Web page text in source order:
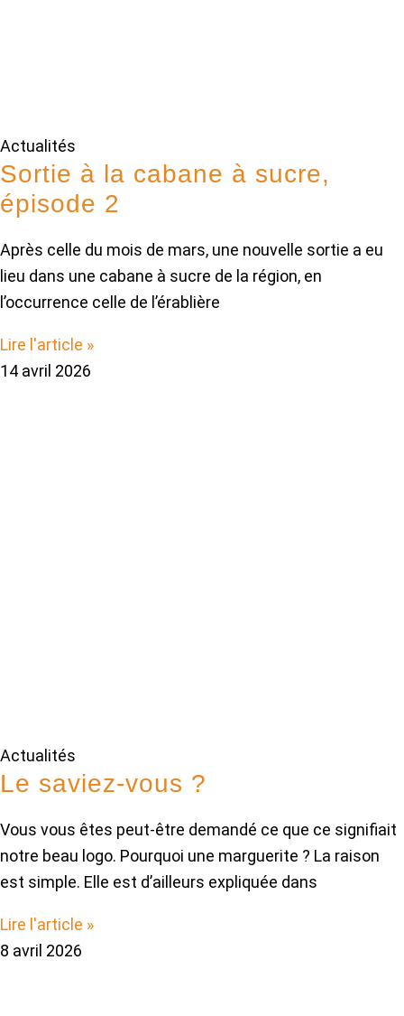
Actualités
Sortie à la cabane à sucre,
épisode 2
Après celle du mois de mars, une nouvelle sortie a eu
lieu dans une cabane à sucre de la région, en
l’occurrence celle de l’érablière
Lire l'article »
14 avril 2026
Actualités
Le saviez-vous ?
Vous vous êtes peut-être demandé ce que ce signifiait
notre beau logo. Pourquoi une marguerite ? La raison
est simple. Elle est d’ailleurs expliquée dans
Lire l'article »
8 avril 2026